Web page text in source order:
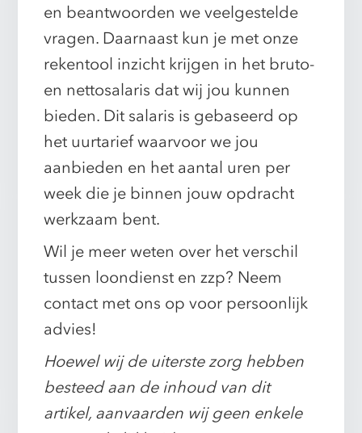
en beantwoorden we veelgestelde
vragen. Daarnaast kun je met onze
rekentool inzicht krijgen in het bruto-
en nettosalaris dat wij jou kunnen
bieden. Dit salaris is gebaseerd op
het uurtarief waarvoor we jou
aanbieden en het aantal uren per
week die je binnen jouw opdracht
werkzaam bent.
Wil je meer weten over het verschil
tussen loondienst en zzp? Neem
contact met ons op voor persoonlijk
advies!
Hoewel wij de uiterste zorg hebben
besteed aan de inhoud van dit
artikel, aanvaarden wij geen enkele